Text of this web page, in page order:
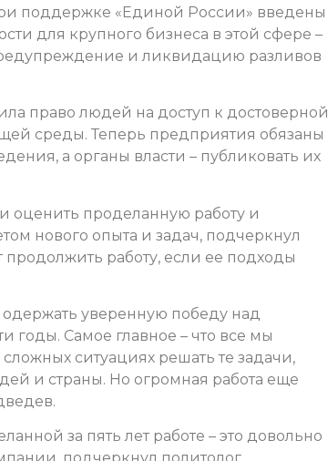
поддержке «Единой России» введены
для крупного бизнеса в этой сфере –
и ликвидацию разливов
право людей на доступ к достоверной
среды. Теперь предприятия обязаны
а органы власти – публиковать их
оценить проделанную работу и
нового опыта и задач, подчеркнул
работу, если ее подходы
одержать уверенную победу над
годы. Самое главное – что все мы
ситуациях решать те задачи,
и страны. Но огромная работа еще
за пять лет работе – это довольно